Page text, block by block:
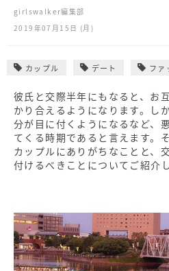
girlswalker編集部
2019年07月15日 (月)
カップル デート ファ
彼氏と交際半年にもなると、お
かり合えるようになります。し
分が目に付くようになるなど、
てくる時期であると言えます。
カップルにありがちなことと、
付けるべきことについてご紹介し